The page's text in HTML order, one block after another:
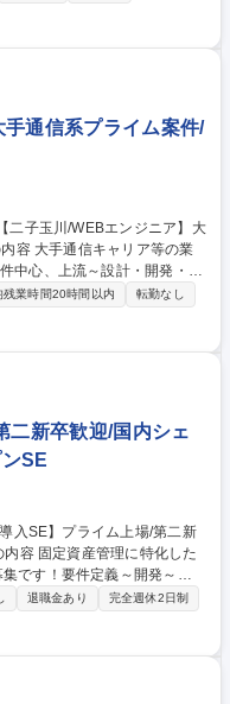
存基幹システムのシステム
システム構築■大規模システ
客常駐型のシステム・エン
サービスシステムの構築 雇
業務全般 募集職種
基盤/福利厚生充実
手通信系プライム案件/
中心、上流～設計・開発・運
で活躍、PMとして要件定義
■大手通
装・テスト■プロジェクトの
ジ共有システムを活用した
じた業務効率化 ※PM/PLが
補まで幅広く募集していま
残業時間20時間以内
転勤なし
二新卒歓迎/国内シェ
SE
です！要件定義～開発～リ
ナンバーワンで、業績好調！
発～
じた柔軟なカスタマイズに対
、システム導入・会計業務フ
流までご経験可能です。ビジ
退職金あり
完全週休2日制